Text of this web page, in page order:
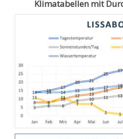
Klimatabellen mit